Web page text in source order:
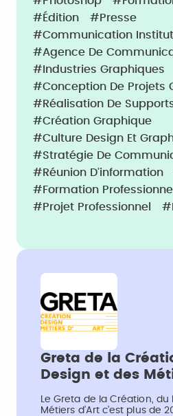
#Édition
#Presse
#Communication
#Agence De
#Industries Graphiques
#Conception De Projets
#Réalisation De
#Création Graphique
#Culture Design Et
#Stratégie De
#Réunion D’information
#Formation
#Projet Professionnel
Greta de la
Design et des
Le Greta de la Création, du
Métiers d’Art c’est plus de